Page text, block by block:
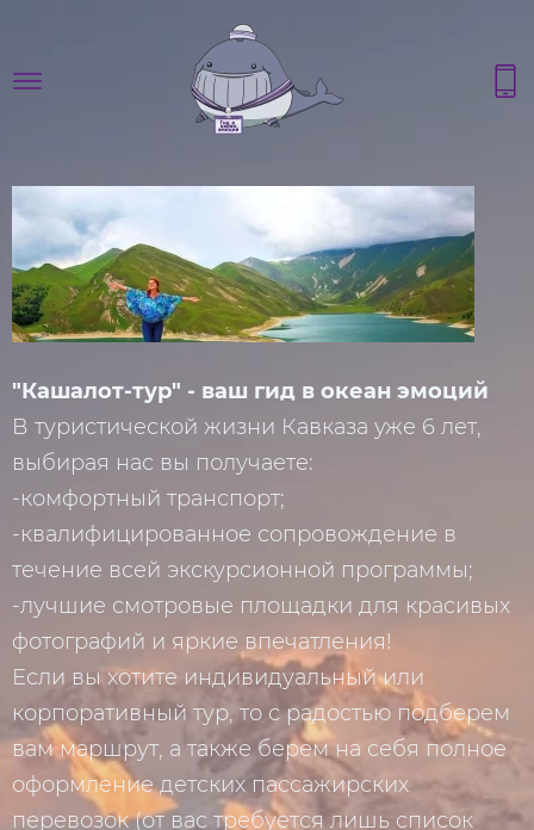
"Кашалот-тур" - ваш гид в океан эмоций
В туристической жизни Кавказа уже 6 лет,
выбирая нас вы получаете:
-комфортный транспорт;
-квалифицированное сопровождение в
течение всей экскурсионной программы;
-лучшие смотровые площадки для красивых
фотографий и яркие впечатления!
Если вы хотите индивидуальный или
корпоративный тур, то с радостью подберем
вам маршрут, а также берем на себя полное
оформление детских пассажирских
перевозок (от вас требуется лишь список